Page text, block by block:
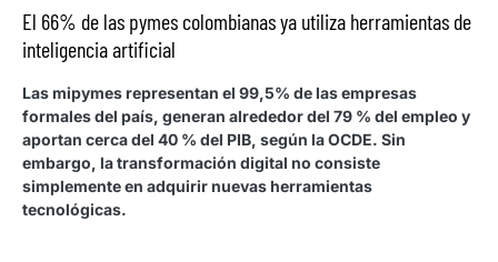
El 66% de las pymes colombianas ya utiliza herramientas de
inteligencia artificial
Las mipymes representan el 99,5% de las empresas
formales del país, generan alrededor del 79 % del empleo y
aportan cerca del 40 % del PIB, según la OCDE. Sin
embargo, la transformación digital no consiste
simplemente en adquirir nuevas herramientas
tecnológicas.